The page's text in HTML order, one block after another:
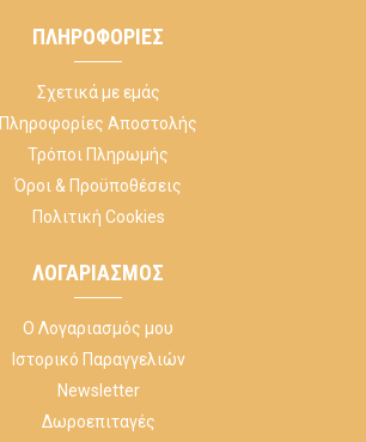
ΠΛΗΡΟΦΟΡΊΕΣ
Σχετικά με εμάς
Πληροφορίες Αποστολής
Τρόποι Πληρωμής
Όροι & Προϋποθέσεις
Πολιτική Cookies
ΛΟΓΑΡΙΑΣΜΌΣ
Ο Λογαριασμός μου
Ιστορικό Παραγγελιών
Newsletter
Δωροεπιταγές